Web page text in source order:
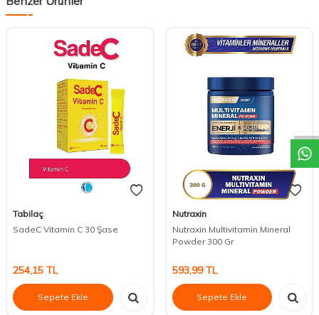
Tabilaç
SadeC Vitamin C 30 Şase
254,15 TL
Sepete Ekle
Nutraxin
Nutraxin Multivitamin Mineral
Powder 300 Gr
593,99TL
Sepete Ekle